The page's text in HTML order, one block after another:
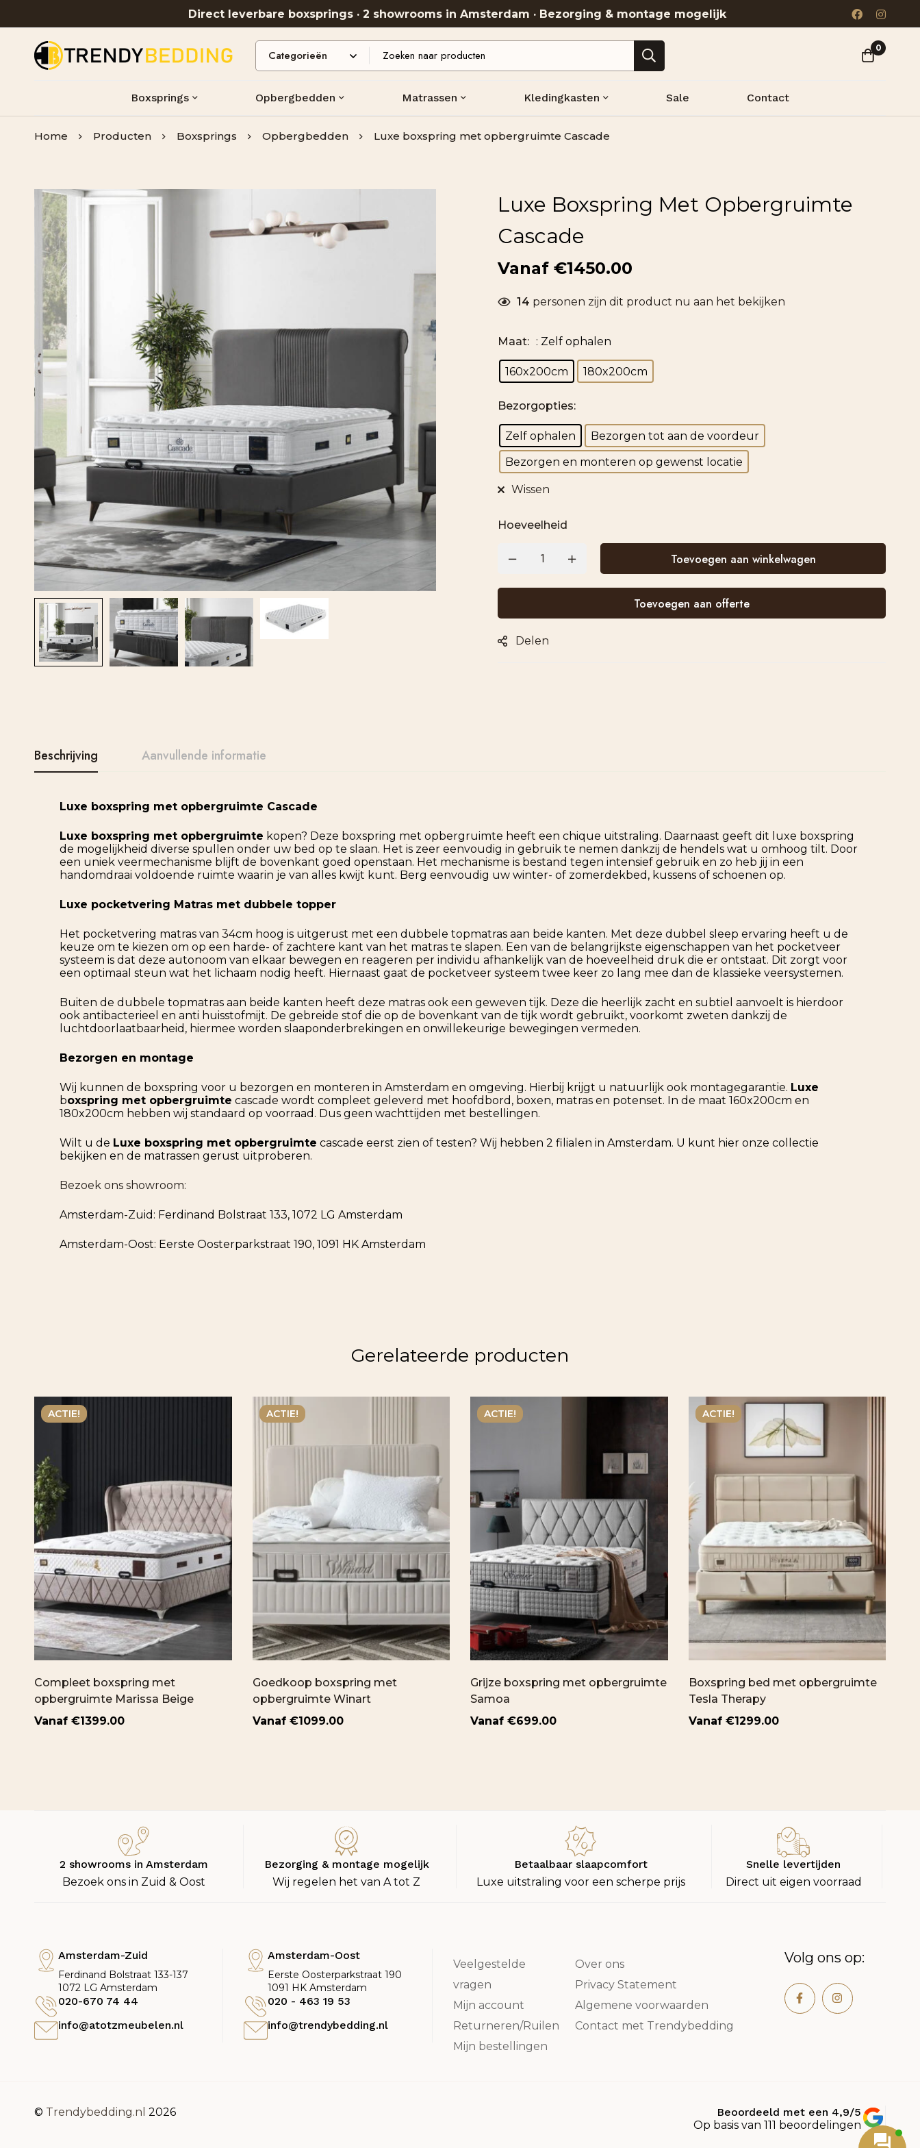
Direct leverbare boxsprings · 2 showrooms in Amsterdam · Bezorging & montage mogelijk
0
Boxsprings Opbergbedden Matrassen Kledingkasten Sale Contact
Home Producten Boxsprings Opbergbedden Luxe boxspring met opbergruimte Cascade
Luxe Boxspring Met Opbergruimte
Cascade
€1450.00
14 personen zijn dit product nu aan het bekijken
Maat: : Zelf ophalen
160x200cm 180x200cm
Bezorgopties:
Zelf ophalen
Bezorgen tot aan de voordeur
Bezorgen en monteren op gewenst locatie
Wissen
Hoeveelheid
Toevoegen aan winkelwagen
Toevoegen aan offerte
Delen
Beschrijving Aanvullende informatie
Luxe boxspring met opbergruimte Cascade
Luxe boxspring met opbergruimte kopen? Deze boxspring met opbergruimte heeft een chique uitstraling. Daarnaast geeft dit luxe boxspring
de mogelijkheid diverse spullen onder uw bed op te slaan. Het is zeer eenvoudig in gebruik te nemen dankzij de hendels wat u omhoog tilt. Door
een uniek veermechanisme blijft de bovenkant goed openstaan. Het mechanisme is bestand tegen intensief gebruik en zo heb jij in een
handomdraai voldoende ruimte waarin je van alles kwijt kunt. Berg eenvoudig uw winter- of zomerdekbed, kussens of schoenen op.
Luxe pocketvering Matras met dubbele topper
Het pocketvering matras van 34cm hoog is uitgerust met een dubbele topmatras aan beide kanten. Met deze dubbel sleep ervaring heeft u de
keuze om te kiezen om op een harde- of zachtere kant van het matras te slapen. Een van de belangrijkste eigenschappen van het pocketveer
systeem is dat deze autonoom van elkaar bewegen en reageren per individu afhankelijk van de hoeveelheid druk die er ontstaat. Dit zorgt voor
een optimaal steun wat het lichaam nodig heeft. Hiernaast gaat de pocketveer systeem twee keer zo lang mee dan de klassieke veersystemen.
Buiten de dubbele topmatras aan beide kanten heeft deze matras ook een geweven tijk. Deze die heerlijk zacht en subtiel aanvoelt is hierdoor
ook antibacterieel en anti huisstofmijt. De gebreide stof die op de bovenkant van de tijk wordt gebruikt, voorkomt zweten dankzij de
luchtdoorlaatbaarheid, hiermee worden slaaponderbrekingen en onwillekeurige bewegingen vermeden.
Bezorgen en montage
Wij kunnen de boxspring voor u bezorgen en monteren in Amsterdam en omgeving. Hierbij krijgt u natuurlijk ook montagegarantie. Luxe
boxspring met opbergruimte cascade wordt compleet geleverd met hoofdbord, boxen, matras en potenset. In de maat 160x200cm en
180x200cm hebben wij standaard op voorraad. Dus geen wachttijden met bestellingen.
Wilt u de Luxe boxspring met opbergruimte cascade eerst zien of testen? Wij hebben 2 filialen in Amsterdam. U kunt hier onze collectie
bekijken en de matrassen gerust uitproberen.
Bezoek ons showroom:
Amsterdam-Zuid: Ferdinand Bolstraat 133, 1072 LG Amsterdam
Amsterdam-Oost: Eerste Oosterparkstraat 190, 1091 HK Amsterdam
Gerelateerde producten
ACTIE!
Compleet boxspring met
opbergruimte Marissa Beige
€1399.00
ACTIE!
Goedkoop boxspring met
opbergruimte Winart
€1099.00
ACTIE!
Grijze boxspring met opbergruimte
Samoa
€699.00
ACTIE!
Boxspring bed met opbergruimte
Tesla Therapy
€1299.00
2 showrooms in Amsterdam
Bezoek ons in Zuid & Oost
Bezorging & montage mogelijk
Wij regelen het van A tot Z
Betaalbaar slaapcomfort
Luxe uitstraling voor een scherpe prijs
Snelle levertijden
Direct uit eigen voorraad
Amsterdam-Zuid
Ferdinand Bolstraat 133-137
1072 LG Amsterdam
020-670 74 44
info@atotzmeubelen.nl
Amsterdam-Oost
Eerste Oosterparkstraat 190
1091 HK Amsterdam
020 - 463 19 53
info@trendybedding.nl
Veelgestelde
vragen
Mijn account
Returneren/Ruilen
Mijn bestellingen
Over ons
Privacy Statement
Algemene voorwaarden
Contact met Trendybedding
Volg ons op:
© Trendybedding.nl 2026
Beoordeeld met een 4,9/5
Op basis van 111 beoordelingen